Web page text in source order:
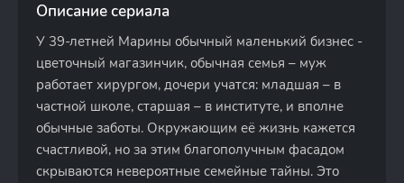
Описание сериала
У 39-летней Марины обычный маленький бизнес -
цветочный магазинчик, обычная семья – муж
работает хирургом, дочери учатся: младшая – в
частной школе, старшая – в институте, и вполне
обычные заботы. Окружающим её жизнь кажется
счастливой, но за этим благополучным фасадом
скрываются невероятные семейные тайны. Это